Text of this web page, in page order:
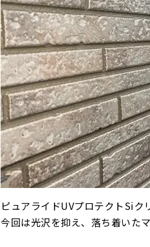
ピュアライドUVプロテクトSiク
今回は光沢を抑え、落ち着いた